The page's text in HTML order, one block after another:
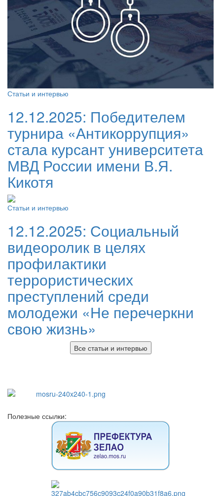
Статьи и интервью
12.12.2025: Победителем
турнира «Антикоррупция»
стала курсант университета
МВД России имени В.Я.
Кикотя
Статьи и интервью
12.12.2025: Социальный
видеоролик в целях
профилактики
террористических
преступлений среди
молодежи «Не перечеркни
свою жизнь»
Все статьи и интервью
Полезные ссылки: